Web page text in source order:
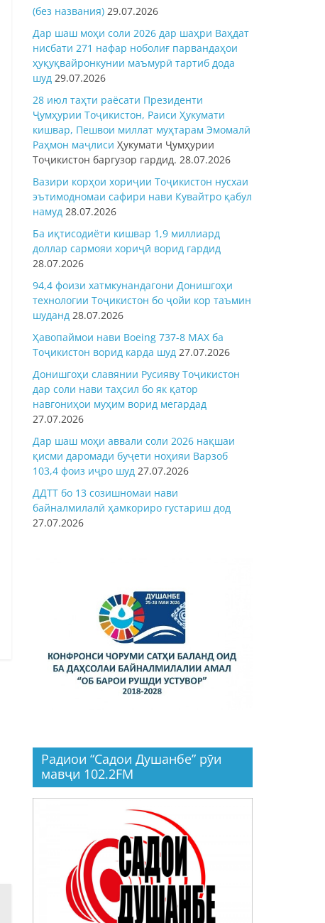
(без названия) 29.07.2026
Дар шаш моҳи соли 2026 дар шаҳри Ваҳдат
нисбати 271 нафар ноболиғ парвандаҳои
ҳуқуқвайронкунии маъмурӣ тартиб дода
шуд 29.07.2026
28 июл таҳти раёсати Президенти
Ҷумҳурии Тоҷикистон, Раиси Ҳукумати
кишвар, Пешвои миллат муҳтарам Эмомалӣ
Раҳмон маҷлиси Ҳукумати Ҷумҳурии
Тоҷикистон баргузор гардид. 28.07.2026
Вазири корҳои хориҷии Тоҷикистон нусхаи
эътимодномаи сафири нави Кувайтро қабул
намуд 28.07.2026
Ба иқтисодиёти кишвар 1,9 миллиард
доллар сармояи хориҷӣ ворид гардид
28.07.2026
94,4 фоизи хатмкунандагони Донишгоҳи
технологии Тоҷикистон бо ҷойи кор таъмин
шуданд 28.07.2026
Ҳавопаймои нави Boeing 737-8 MAX ба
Тоҷикистон ворид карда шуд 27.07.2026
Донишгоҳи славянии Русияву Тоҷикистон
дар соли нави таҳсил бо як қатор
навгониҳои муҳим ворид мегардад
27.07.2026
Дар шаш моҳи аввали соли 2026 нақшаи
қисми даромади буҷети ноҳияи Варзоб
103,4 фоиз иҷро шуд 27.07.2026
ДДТТ бо 13 созишномаи нави
байналмилалӣ ҳамкориро густариш дод
27.07.2026
Радиои “Садои Душанбе” рӯи
мавҷи 102.2FM